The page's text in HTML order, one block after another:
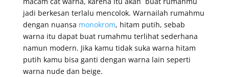
jadi berkesan terlalu mencolok. Warnailah rumahmu
dengan nuansa monokrom, hitam putih, sebab
warna itu dapat buat rumahmu terlihat sederhana
namun modern. Jika kamu tidak suka warna hitam
putih kamu bisa ganti dengan warna lain seperti
warna nude dan beige.